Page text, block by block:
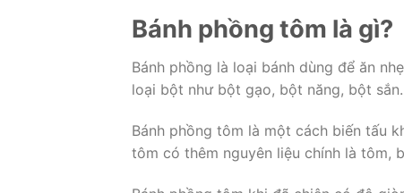
Bánh phồng tôm là gì?
Bánh phồng là loại bánh dùng để ăn
loại bột như bột gạo, bột năng, bột
Bánh phồng tôm là một cách biến tấu
tôm có thêm nguyên liệu chính là tôm,